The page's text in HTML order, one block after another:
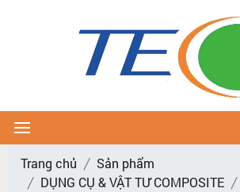
Trang chủ
Sản phẩm
DỤNG CỤ & VẬT TƯ COMPOSITE